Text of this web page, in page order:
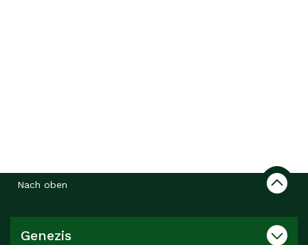
Nach oben
Genezis